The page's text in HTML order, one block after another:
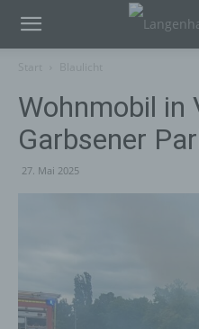
Wohnmobil in
Garbsener
27. Mai 2025